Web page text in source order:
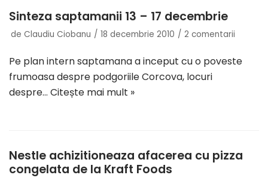
Sinteza saptamanii 13 – 17 decembrie
de Claudiu Ciobanu 18 decembrie 2010 2 comentarii
Pe plan intern saptamana a inceput cu o poveste
frumoasa despre podgoriile Corcova, locuri
despre… Citește mai mult »
Nestle achizitioneaza afacerea cu pizza
congelata de la Kraft Foods